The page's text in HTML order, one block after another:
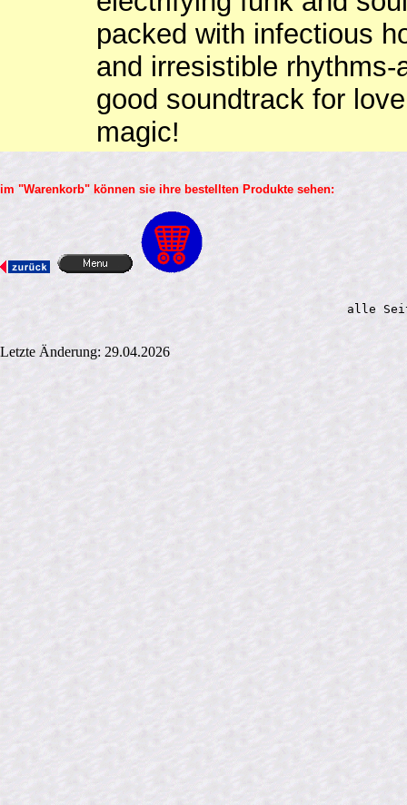
packed with infectious
and irresistible
good soundtrack for
magic!
im "Warenkorb" können sie ihre bestellten Produkte sehen:
alle
Letzte Änderung: 29.04.2026